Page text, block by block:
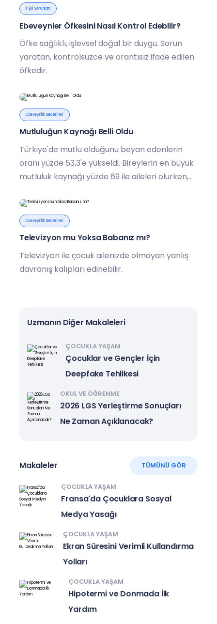
İlişki Sorunları
Ebeveynler Öfkesini Nasıl Kontrol Edebilir?
Öfke sağlıklı, işlevsel doğal bir duygu. Sorun
yaratan, kontrolsüzce ve orantısız ifade edilen
öfkedir.
Ebeveynlik Becerileri
Mutluluğun Kaynağı Belli Oldu
Türkiye'de mutlu olduğunu beyan edenlerin
oranı yüzde 53,3'e yükseldi. Bireylerin en büyük
mutluluk kaynağı yüzde 69 ile aileleri olurken,
64,9 olarak kayıtlara geçti.
Ebeveynlik Becerileri
Televizyon mu Yoksa Babanız mı?
Televizyon ile çocuk ailenizde olmayan yanlış
davranış kalıpları edinebilir.
Uzmanın Diğer Makaleleri
ÇOCUKLA YAŞAM
Çocuklar ve Gençler İçin
Deepfake Tehlikesi
OKUL VE ÖĞRENME
2026 LGS Yerleştirme Sonuçları
Ne Zaman Açıklanacak?
Makaleler TÜMÜNÜ GÖR
ÇOCUKLA YAŞAM
Fransa'da Çocuklara Sosyal
Medya Yasağı
ÇOCUKLA YAŞAM
Ekran Süresini Verimli Kullandırma
Yolları
ÇOCUKLA YAŞAM
Hipotermi ve Donmada İlk
Yardım